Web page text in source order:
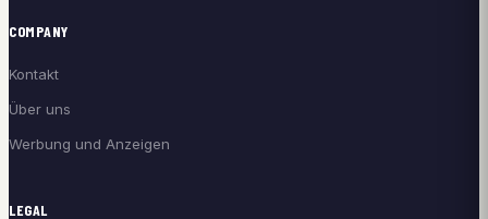
COMPANY
Kontakt
Über uns
Werbung und Anzeigen
LEGAL